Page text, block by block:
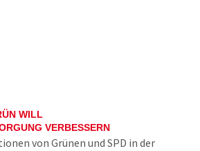
WILL
VERBESSERN
von Grünen und SPD in der